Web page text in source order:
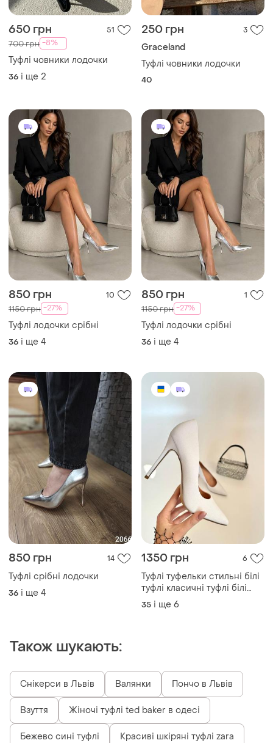
650 грн 51
700 грн -8%
Туфлі човники лодочки
36 і ще 2
250 грн 3
Graceland
Туфлі човники лодочки
40
850 грн 10
1150 грн -27%
Туфлі лодочки срібні
36 і ще 4
850 грн 1
1150 грн -27%
Туфлі лодочки срібні
36 і ще 4
850 грн 14
Туфлі срібні лодочки
36 і ще 4
1350 грн 6
Туфлі туфельки стильні білі
туфлі класичні туфлі білі
лодочки човники трендові
білі лодочки на шпильці
35 і ще 6
Також шукають:
Снікерси в Львів Валянки Пончо в Львів
Взуття Жіночі туфлі ted baker в одесі
Бежево сині туфлі Красиві шкіряні туфлі zara